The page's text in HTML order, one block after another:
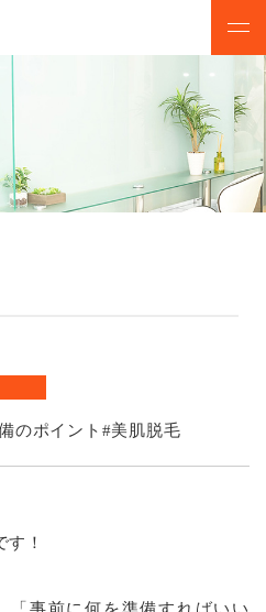
CAMPAIGN
MENU
Q&A
のポイント#美肌脱毛
！